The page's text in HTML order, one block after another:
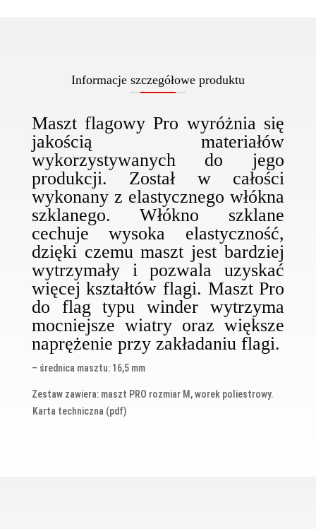
Informacje szczegółowe produktu
Maszt flagowy Pro wyróżnia się
jakością materiałów
wykorzystywanych do jego
produkcji. Został w całości
wykonany z elastycznego włókna
szklanego. Włókno szklane
cechuje wysoka elastyczność,
dzięki czemu maszt jest bardziej
wytrzymały i pozwala uzyskać
więcej kształtów flagi. Maszt Pro
do flag typu winder wytrzyma
mocniejsze wiatry oraz większe
naprężenie przy zakładaniu flagi.
– średnica masztu: 16,5 mm
Zestaw zawiera: maszt PRO rozmiar M, worek poliestrowy.
Karta techniczna (pdf)